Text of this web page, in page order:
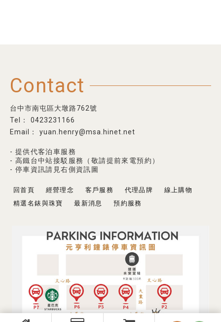
Contact
台中市南屯區大墩路762號
0423231166
yuan.henry@msa.hinet.net
- 提供代客泊車服務
- 高鐵台中站接駁服務（敬請提前來電預約）
- 停車資訊請見右側資訊圖
回首頁 經營理念 客戶服務 代理品牌
線上購物
精選名錶與珠寶
最新消息 預約服務